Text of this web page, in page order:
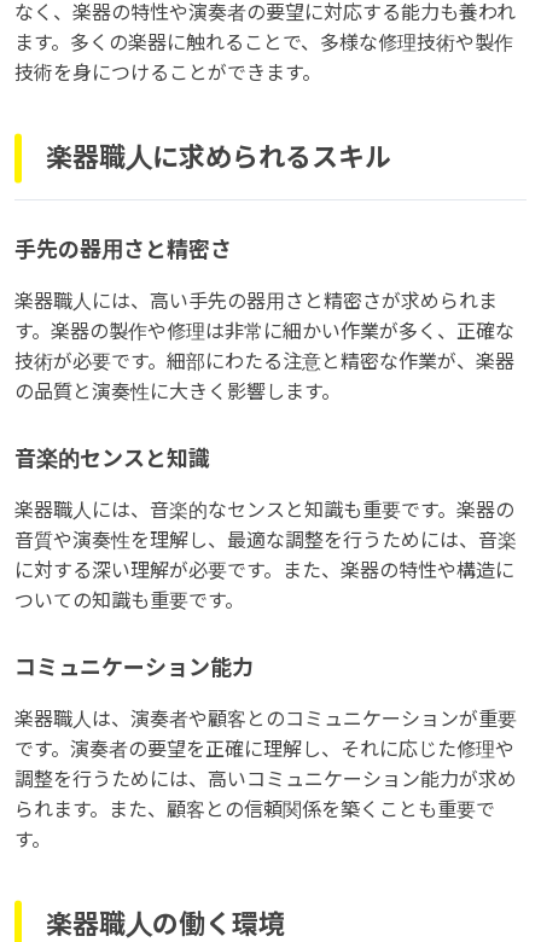
なく、楽器の特性や演奏者の要望に対応する能力も養われ
ます。多くの楽器に触れることで、多様な修理技術や製作
技術を身につけることができます。
楽器職人に求められるスキル
手先の器用さと精密さ
楽器職人には、高い手先の器用さと精密さが求められま
す。楽器の製作や修理は非常に細かい作業が多く、正確な
技術が必要です。細部にわたる注意と精密な作業が、楽器
の品質と演奏性に大きく影響します。
音楽的センスと知識
楽器職人には、音楽的なセンスと知識も重要です。楽器の
音質や演奏性を理解し、最適な調整を行うためには、音楽
に対する深い理解が必要です。また、楽器の特性や構造に
ついての知識も重要です。
コミュニケーション能力
楽器職人は、演奏者や顧客とのコミュニケーションが重要
です。演奏者の要望を正確に理解し、それに応じた修理や
調整を行うためには、高いコミュニケーション能力が求め
られます。また、顧客との信頼関係を築くことも重要で
す。
楽器職人の働く環境